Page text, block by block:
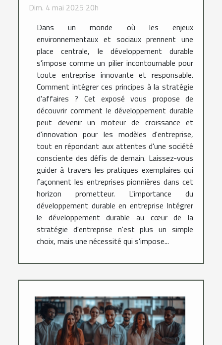
Dim. 4 mai 2025 20h
Dans un monde où les enjeux
environnementaux et sociaux prennent une
place centrale, le développement durable
s'impose comme un pilier incontournable pour
toute entreprise innovante et responsable.
Comment intégrer ces principes à la stratégie
d'affaires ? Cet exposé vous propose de
découvrir comment le développement durable
peut devenir un moteur de croissance et
d'innovation pour les modèles d'entreprise,
tout en répondant aux attentes d'une société
consciente des défis de demain. Laissez-vous
guider à travers les pratiques exemplaires qui
façonnent les entreprises pionnières dans cet
horizon prometteur. L'importance du
développement durable en entreprise Intégrer
le développement durable au cœur de la
stratégie d'entreprise n'est plus un simple
choix, mais une nécessité qui s'impose...